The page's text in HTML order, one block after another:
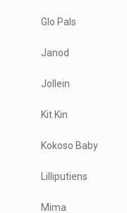
Glo Pals
Janod
Jollein
Kit Kin
Kokoso Baby
Lilliputiens
Mima